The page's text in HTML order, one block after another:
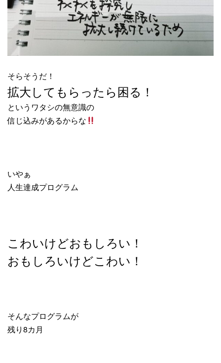
そらそうだ！
拡大してもらったら困る！
というワタシの無意識の
信じ込みがあるからな
いやぁ
人生達成プログラム
こわいけどおもしろい！
おもしろいけどこわい！
そんなプログラムが
残り8カ月